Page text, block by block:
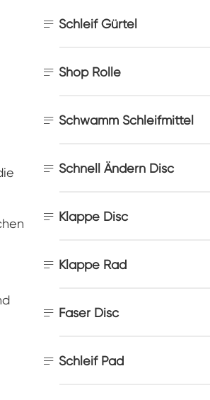
 Schleif Gürtel
 Shop Rolle
 Schwamm Schleifmittel
 Schnell Ändern Disc
 Klappe Disc
 Klappe Rad
 Faser Disc
 Schleif Pad